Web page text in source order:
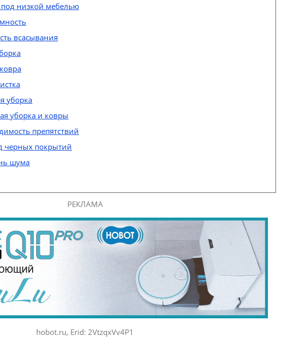
низкой мебелью
всасывания
уборка
уборка и ковры
препятствий
черных покрытий
шума
РЕКЛАМА
hobot.ru, Erid: 2VtzqxVv4P1